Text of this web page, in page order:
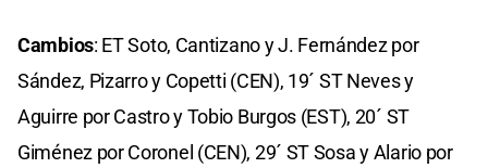
Cambios: ET Soto, Cantizano y J. Fernández por
Sández, Pizarro y Copetti (CEN), 19´ ST Neves y
Aguirre por Castro y Tobio Burgos (EST), 20´ ST
Giménez por Coronel (CEN), 29´ ST Sosa y Alario por